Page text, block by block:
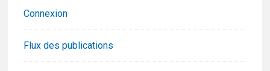
Connexion
Flux des publications